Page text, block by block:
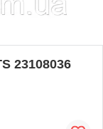
23108036